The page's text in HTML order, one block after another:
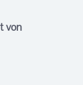
von